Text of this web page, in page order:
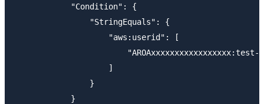
            "Condition": {
                "StringEquals": {
                    "aws:userid": [
"AROAxxxxxxxxxxxxxxxxx:test-
                    ]
                }
            }